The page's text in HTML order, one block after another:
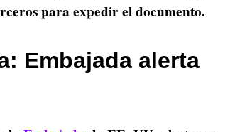
para expedir el documento.
Embajada alerta